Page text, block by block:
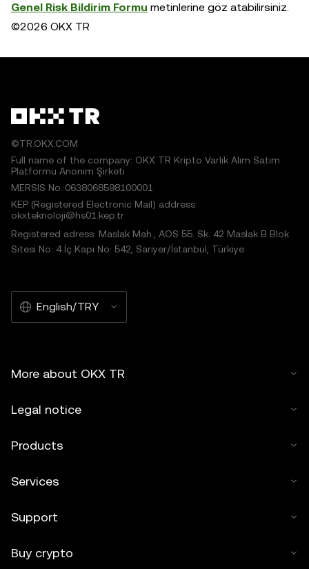
Genel Risk Bildirim Formu metinlerine göz atabilirsiniz.
©2026 OKX TR
©TR.OKX.COM
Full name of the company: OKX TR Kripto Varlık Alım Satım
Platformu Anonim Şirketi
MERSIS No.:0638068598100001
KEP (Registered Electronic Mail) address:
okxteknoloji@hs01.kep.tr
Registered adress: Maslak Mah., AOS 55. Sk. 42 Maslak B Blok
Sitesi No: 4 İç Kapı No: 542, Sarıyer/İstanbul, Türkiye
English/TRY
More about OKX TR
Legal notice
Products
Services
Support
Buy crypto